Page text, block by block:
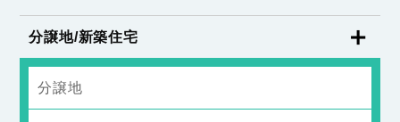
分譲地/新築住宅
分譲地